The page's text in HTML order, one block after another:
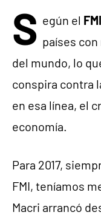
S egún el FMI
países
del mundo, lo
conspira contra
en esa línea, el
economía.
Para 2017,
FMI, teníamos
Macri arrancó